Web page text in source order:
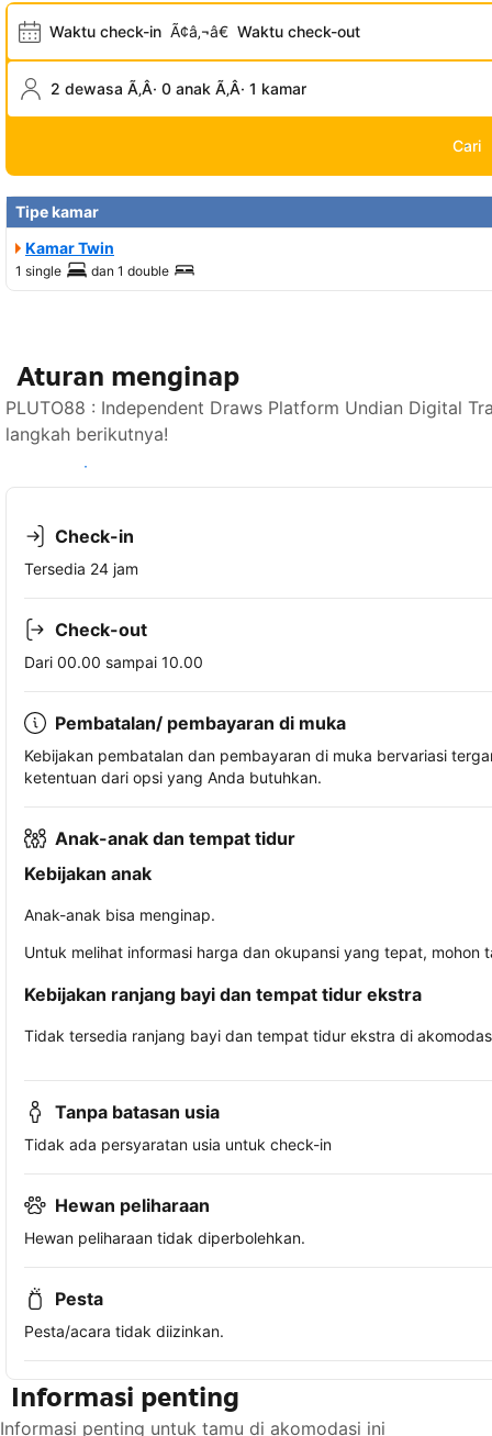
Waktu check-in Ã¢â‚¬â€ Waktu check-out
2 dewasa Ã‚Â· 0 anak Ã‚Â· 1 kamar
Cari
Tipe kamar
Kamar Twin
1 single dan 1 double
Aturan menginap
PLUTO88 : Independent Draws Platform Undian Digital
langkah berikutnya!
Lihat ketersediaan
Check-in
Tersedia 24 jam
Check-out
Dari 00.00 sampai 10.00
Pembatalan/ pembayaran di muka
Kebijakan pembatalan dan pembayaran di muka bervariasi
ketentuan dari opsi yang Anda butuhkan.
Anak-anak dan tempat tidur
Kebijakan anak
Anak-anak bisa menginap.
Untuk melihat informasi harga dan okupansi yang tepat,
Kebijakan ranjang bayi dan tempat tidur ekstra
Tidak tersedia ranjang bayi dan tempat tidur ekstra di
Tanpa batasan usia
Tidak ada persyaratan usia untuk check-in
Hewan peliharaan
Hewan peliharaan tidak diperbolehkan.
Pesta
Pesta/acara tidak diizinkan.
Informasi penting
Informasi penting untuk tamu di akomodasi ini